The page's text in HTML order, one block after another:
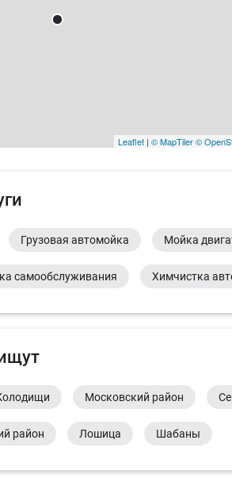
Leaflet | © MapTiler©
Грузовая автомойка Мойка
самообслуживания Химчистка
Московский район
район Лошица Шабаны